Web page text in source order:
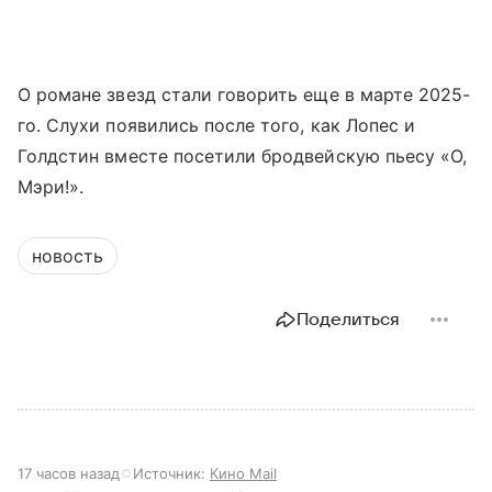
О романе звезд стали говорить еще в марте 2025-
го. Слухи появились после того, как Лопес и
Голдстин вместе посетили бродвейскую пьесу «О,
Мэри!».
новость
Поделиться
17 часов назад Источник: Кино Mail